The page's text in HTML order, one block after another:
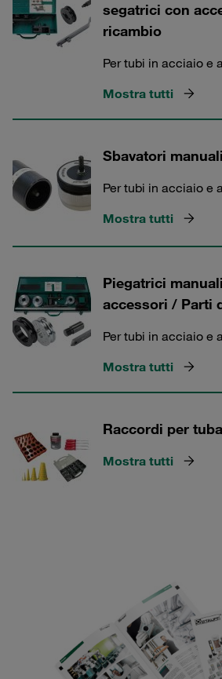
segatrici con
ricambio
Per tubi in acciaio e
Mostra tutti
Sbavatori
Per tubi in acciaio e
Mostra tutti
Piegatrici
accessori / Parti
Per tubi in acciaio e
Mostra tutti
Raccordi per
Mostra tutti